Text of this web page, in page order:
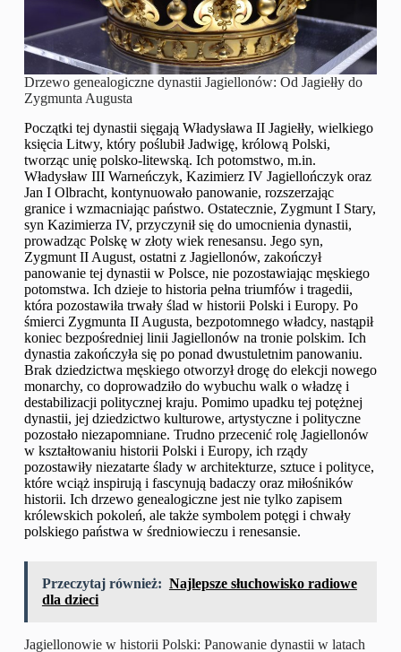
Drzewo genealogiczne dynastii Jagiellonów: Od Jagiełły do
Zygmunta Augusta
Początki tej dynastii sięgają Władysława II Jagiełły, wielkiego
księcia Litwy, który poślubił Jadwigę, królową Polski,
tworząc unię polsko-litewską. Ich potomstwo, m.in.
Władysław III Warneńczyk, Kazimierz IV Jagiellończyk oraz
Jan I Olbracht, kontynuowało panowanie, rozszerzając
granice i wzmacniając państwo. Ostatecznie, Zygmunt I Stary,
syn Kazimierza IV, przyczynił się do umocnienia dynastii,
prowadząc Polskę w złoty wiek renesansu. Jego syn,
Zygmunt II August, ostatni z Jagiellonów, zakończył
panowanie tej dynastii w Polsce, nie pozostawiając męskiego
potomstwa. Ich dzieje to historia pełna triumfów i tragedii,
która pozostawiła trwały ślad w historii Polski i Europy. Po
śmierci Zygmunta II Augusta, bezpotomnego władcy, nastąpił
koniec bezpośredniej linii Jagiellonów na tronie polskim. Ich
dynastia zakończyła się po ponad dwustuletnim panowaniu.
Brak dziedzictwa męskiego otworzył drogę do elekcji nowego
monarchy, co doprowadziło do wybuchu walk o władzę i
destabilizacji politycznej kraju. Pomimo upadku tej potężnej
dynastii, jej dziedzictwo kulturowe, artystyczne i polityczne
pozostało niezapomniane. Trudno przecenić rolę Jagiellonów
w kształtowaniu historii Polski i Europy, ich rządy
pozostawiły niezatarte ślady w architekturze, sztuce i polityce,
które wciąż inspirują i fascynują badaczy oraz miłośników
historii. Ich drzewo genealogiczne jest nie tylko zapisem
królewskich pokoleń, ale także symbolem potęgi i chwały
polskiego państwa w średniowieczu i renesansie.
Przeczytaj również: Najlepsze słuchowisko radiowe
dla dzieci
Jagiellonowie w historii Polski: Panowanie dynastii w latach